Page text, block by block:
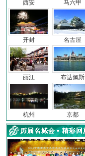
西安
开封
丽江
杭州
马六甲
名古屋
布达佩斯
京都